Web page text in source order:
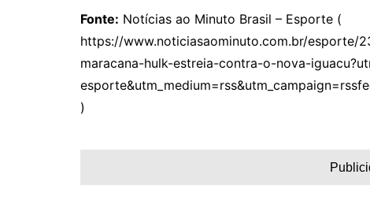
Fonte: Notícias ao Minuto Brasil – Esporte (
https://www.noticiasaominuto.com.br/esporte/
maracana-hulk-estreia-contra-o-nova-
)